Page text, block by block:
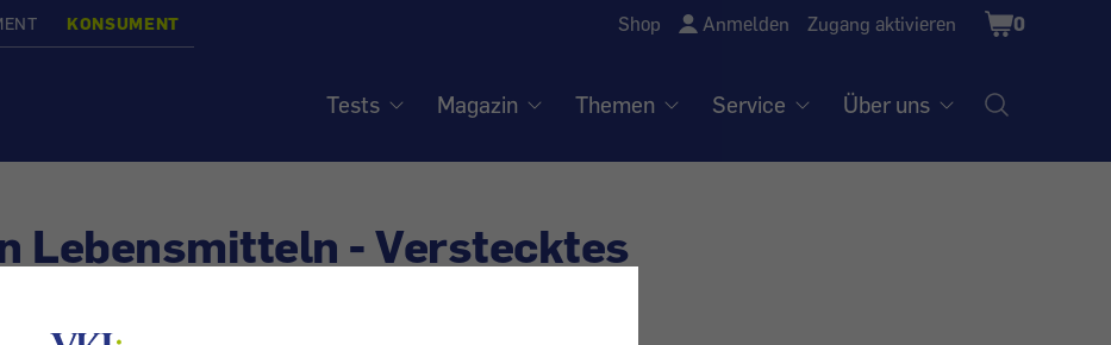
KONSUMENT Shop Anmelden Zugang aktivieren
Shopping
Cart
0
Tests Magazin Themen Service Über uns
Lebensmitteln - Verstecktes